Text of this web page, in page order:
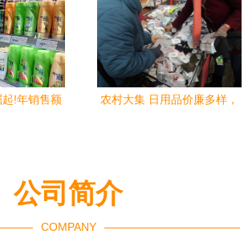
!年销售额
农村大集 日用品价廉多样，
公司简介
COMPANY